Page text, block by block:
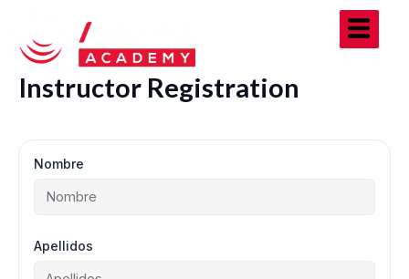
contenido
Instructor Registration
Nombre
Apellidos